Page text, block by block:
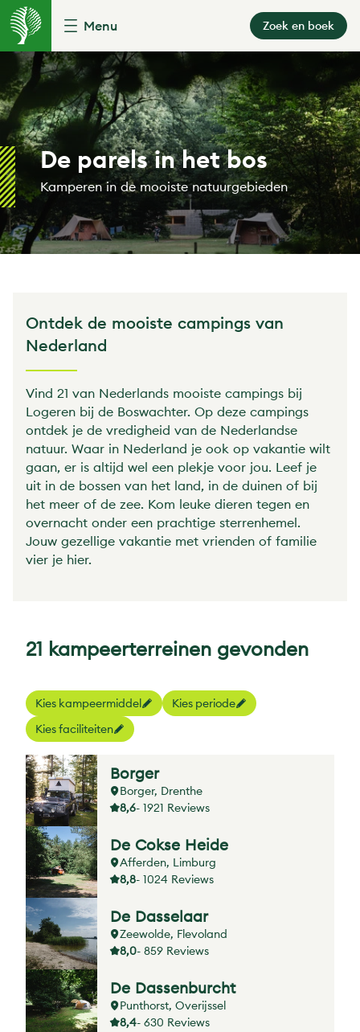
Menu Zoek en boek
De parels in het bos
Kamperen in de mooiste natuurgebieden
Ontdek de mooiste campings van
Nederland
Vind 21 van Nederlands mooiste campings bij
Logeren bij de Boswachter. Op deze campings
ontdek je de vredigheid van de Nederlandse
natuur. Waar in Nederland je ook op vakantie wilt
gaan, er is altijd wel een plekje voor jou. Leef je
uit in de bossen van het land, in de duinen of bij
het meer of de zee. Kom leuke dieren tegen en
overnacht onder een prachtige sterrenhemel.
Jouw gezellige vakantie met vrienden of familie
vier je hier.
21 kampeerterreinen gevonden
Kies kampeermiddel
Kies periode
Kies faciliteiten
Borger
Borger, Drenthe
8,6- 1921 Reviews
De Cokse Heide
Afferden, Limburg
8,8- 1024 Reviews
De Dasselaar
Zeewolde, Flevoland
8,0- 859 Reviews
De Dassenburcht
Punthorst, Overijssel
8,4- 630 Reviews